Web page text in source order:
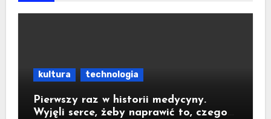
kultura technologia
Pierwszy raz w historii medycyny.
Wyjęli serce, żeby naprawić to, czego